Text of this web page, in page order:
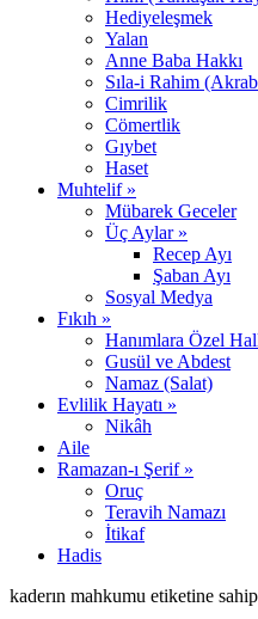
Hediyeleşmek
Yalan
Anne Baba Hakkı
Sıla-i Rahim
Cimrilik
Cömertlik
Gıybet
Haset
Muhtelif »
Mübarek Geceler
Üç Aylar »
Recep Ayı
Şaban Ayı
Sosyal Medya
Fıkıh »
Hanımlara Özel
Gusül ve Abdest
Namaz (Salat)
Evlilik Hayatı »
Nikâh
Aile
Ramazan-ı Şerif »
Oruç
Teravih Namazı
İtikaf
Hadis
kaderın mahkumu etiketine